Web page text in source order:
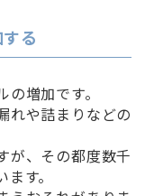
る
増加です。
れや詰まりなどの
が、その都度数千
す。